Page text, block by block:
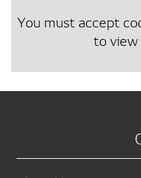
You must accept
to